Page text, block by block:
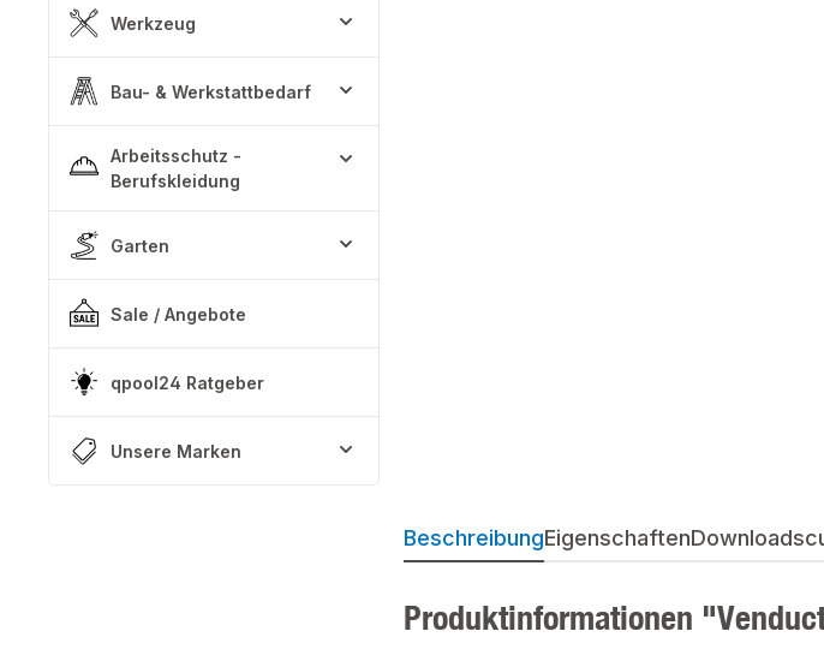
Werkzeug
Bau- & Werkstattbedarf
Arbeitsschutz -
Berufskleidung
Garten
Sale / Angebote
qpool24 Ratgeber
Unsere Marken
BeschreibungEigenschaftenDownloads
Produktinformationen